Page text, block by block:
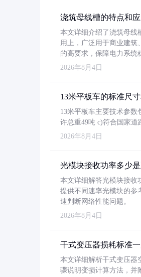
浇筑母线槽的特点和
本文详细介绍了浇筑母线
用上，广泛用于商业建筑
的高要求，保障电力系统
2026年8月4日
13米平板车的标准尺
13米平板车主要技术参数
许总重49吨 c)符合国家
2026年8月4日
光模块接收功率多少
本文详细解答光模块接收
提供不同速率光模块的参
速判断网络性能问题。
2026年8月4日
干式变压器损耗标准
本文详细解析干式变压器
骤说明变损计算方法，并